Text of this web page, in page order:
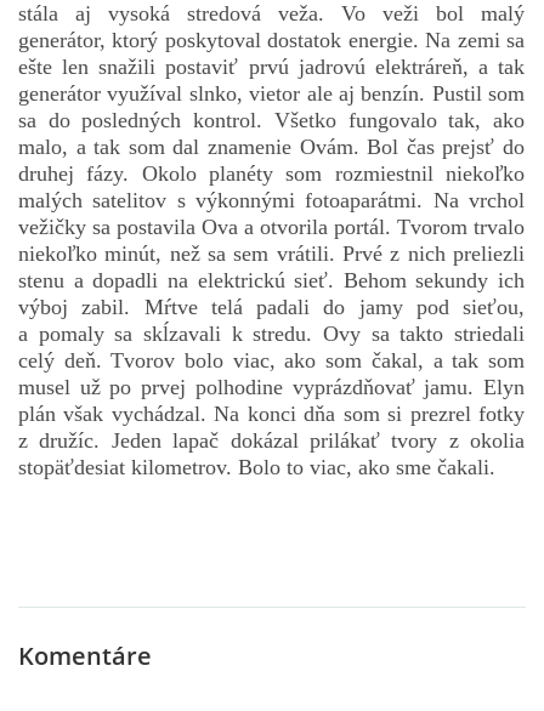
stála aj vysoká stredová veža. Vo veži bol malý
generátor, ktorý poskytoval dostatok energie. Na zemi sa
ešte len snažili postaviť prvú jadrovú elektráreň, a tak
generátor využíval slnko, vietor ale aj benzín. Pustil som
sa do posledných kontrol. Všetko fungovalo tak, ako
malo, a tak som dal znamenie Ovám. Bol čas prejsť do
druhej fázy. Okolo planéty som rozmiestnil niekoľko
malých satelitov s výkonnými fotoaparátmi. Na vrchol
vežičky sa postavila Ova a otvorila portál. Tvorom trvalo
niekoľko minút, než sa sem vrátili. Prvé z nich preliezli
stenu a dopadli na elektrickú sieť. Behom sekundy ich
výboj zabil. Mŕtve telá padali do jamy pod sieťou,
a pomaly sa skĺzavali k stredu. Ovy sa takto striedali
celý deň. Tvorov bolo viac, ako som čakal, a tak som
musel už po prvej polhodine vyprázdňovať jamu. Elyn
plán však vychádzal. Na konci dňa som si prezrel fotky
z družíc. Jeden lapač dokázal prilákať tvory z okolia
stopäťdesiat kilometrov. Bolo to viac, ako sme čakali.
Komentáre